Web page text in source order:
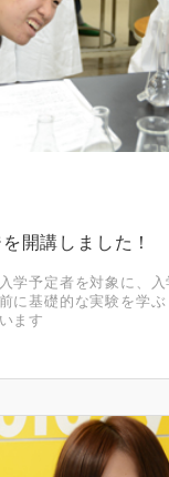
開講しました！
学予定者を対象に、
に基礎的な実験を学ぶ
ます